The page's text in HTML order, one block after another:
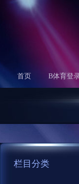
首页
栏目分类